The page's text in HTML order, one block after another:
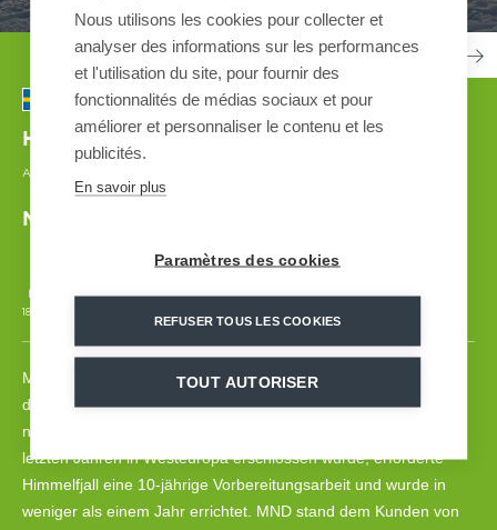
Himmelfjall | SCHWEDEN
AUTOMATED SNOWMAKING SYSTEM
Neue Skigebiete in Europa
18 000 m
Maßgeschneiderte Begleitung im Skigebiet Himmelfjall, einer
der weitläufigsten Skiregionen in Schweden, nur zwei Jahre
nach der Eröffnung. Als einziges neues Skigebiet, das in den
letzten Jahren in Westeuropa erschlossen wurde, erforderte
Himmelfjall eine 10-jährige Vorbereitungsarbeit und wurde in
weniger als einem Jahr errichtet. MND stand dem Kunden von
Nous utilisons les cookies pour collecter et
analyser des informations sur les performances
et l'utilisation du site, pour fournir des
fonctionnalités de médias sociaux et pour
améliorer et personnaliser le contenu et les
publicités.
En savoir plus
Paramètres des cookies
REFUSER TOUS LES COOKIES
TOUT AUTORISER